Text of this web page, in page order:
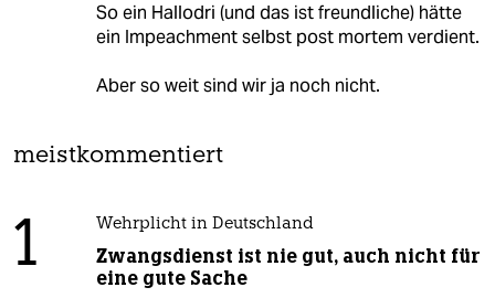
So ein Hallodri (und das ist freundliche) hätte
ein Impeachment selbst post mortem verdient.
Aber so weit sind wir ja noch nicht.
meistkommentiert
1 Wehrplicht in Deutschland
Zwangsdienst ist nie gut, auch nicht für
eine gute Sache